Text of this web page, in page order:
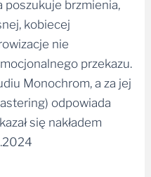
poszukuje brzmienia,
kobiecej
nie
przekazu.
Monochrom, a za jej
odpowiada
się nakładem